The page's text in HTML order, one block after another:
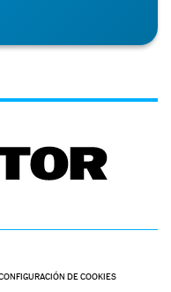
DE COOKIES